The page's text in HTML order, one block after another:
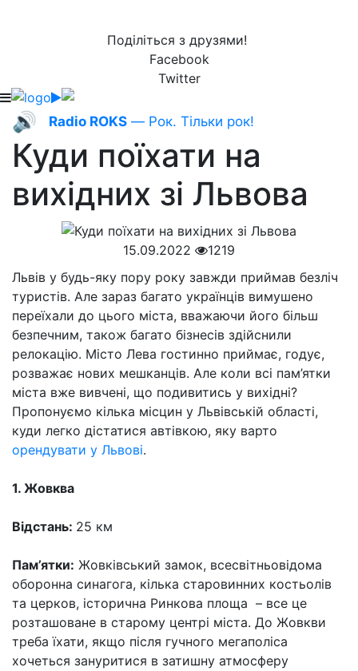
Поділіться з друзями!
Facebook
Twitter
🔊 Radio ROKS — Рок. Тільки рок!
Куди поїхати на
вихідних зі Львова
15.09.2022
1219
Львів у будь-яку пору року завжди приймав безліч
туристів. Але зараз багато українців вимушено
переїхали до цього міста, вважаючи його більш
безпечним, також багато бізнесів здійснили
релокацію. Місто Лева гостинно приймає, годує,
розважає нових мешканців. Але коли всі пам’ятки
міста вже вивчені, що подивитись у вихідні?
Пропонуємо кілька місцин у Львівській області,
куди легко дістатися автівкою, яку варто
орендувати у Львові.
1. Жовква
Відстань: 25 км
Пам’ятки: Жовківський замок, всесвітньовідома
оборонна синагога, кілька старовинних костьолів
та церков, історична Ринкова площа – все це
розташоване в старому центрі міста. До Жовкви
треба їхати, якщо після гучного мегаполіса
хочеться зануритися в затишну атмосферу